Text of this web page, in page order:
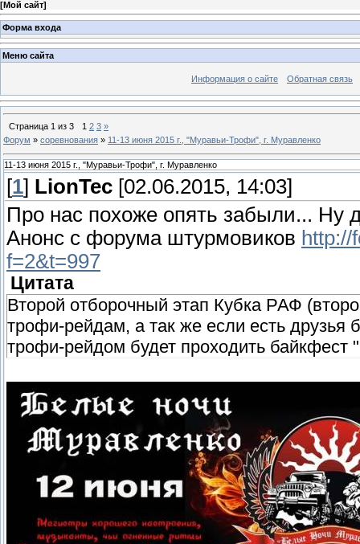
[Мой сайт]
Форма входа
Меню сайта
Информация о сайте Обратная связь
Страница 1 из 3 1 2 3 »
Форум » соревнования » 11-13 июня 2015 г., "Муравьи-Трофи", г. Муравленко
11-13 июня 2015 г., "Муравьи-Трофи", г. Муравленко
[1] LionTec [02.06.2015, 14:03]
Про нас похоже опять забыли... Ну
Анонс с форума штурмовиков
f=2&t=997
Цитата
Второй отборочный этап Кубка РАФ
трофи-рейдам, а так же если есть друзья
трофи-рейдом будет проходить байкфест